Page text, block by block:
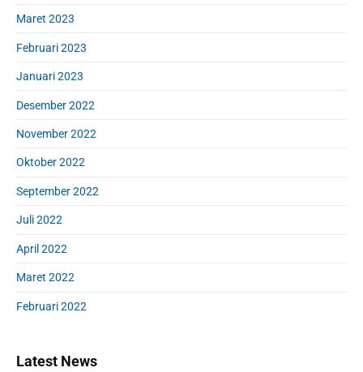
Maret 2023
Februari 2023
Januari 2023
Desember 2022
November 2022
Oktober 2022
September 2022
Juli 2022
April 2022
Maret 2022
Februari 2022
Latest News